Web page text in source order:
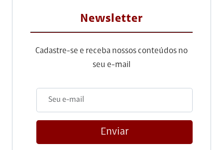
Newsletter
Cadastre-se e receba nossos conteúdos no
seu e-mail
Enviar